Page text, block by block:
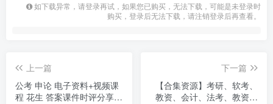
如下载异常，请登录再试，如果您已购买，无法下载，可能是未登录时
购买，登录后无法下载，请注销登录后再查看。
上一篇
公考 申论 电子资料+视频课
程 花生 答案课件时评分享随
下一篇
【合集资源】考研、软考、
教资、会计、法考、教资、